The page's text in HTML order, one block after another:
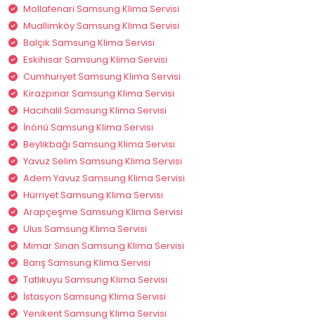
Mollafenari Samsung Klima Servisi
Muallimköy Samsung Klima Servisi
Balçık Samsung Klima Servisi
Eskihisar Samsung Klima Servisi
Cumhuriyet Samsung Klima Servisi
Kirazpınar Samsung Klima Servisi
Hacıhalil Samsung Klima Servisi
İnönü Samsung Klima Servisi
Beylikbağı Samsung Klima Servisi
Yavuz Selim Samsung Klima Servisi
Adem Yavuz Samsung Klima Servisi
Hürriyet Samsung Klima Servisi
Arapçeşme Samsung Klima Servisi
Ulus Samsung Klima Servisi
Mimar Sinan Samsung Klima Servisi
Barış Samsung Klima Servisi
Tatlıkuyu Samsung Klima Servisi
İstasyon Samsung Klima Servisi
Yenikent Samsung Klima Servisi